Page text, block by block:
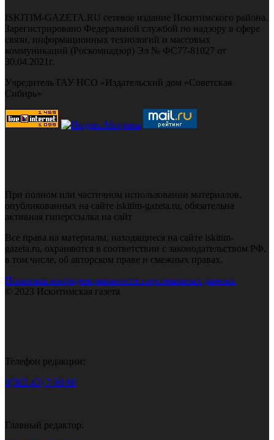
ISKITIM-GAZETA.RU сетевое издание Искитимского района.
Зарегистрировано Федеральной службой по надзору в сфере
связи, информационных технологий и массовых
коммуникаций (Роскомнадзор) Эл № ФС77-81027 от
30.04.2021г.
Учредитель ГАУ НСО «Издательский дом «Советская
Сибирь»
При полном или частичном использовании материалов,
опубликованных на сайте iskitim-gazeta.ru, обязательна
активная гиперссылка на сайт
Все права на материалы, находящиеся на сайте iskitim-
gazeta.ru, охраняются в соответствии с законодательством РФ,
в том числе, об авторском праве и смежных правах.
Политика конфиденциальности персональных данных
© 2023 Искитимская газета
Телефон редакции:
8(383-43) 7-90-60
Главный редактор: